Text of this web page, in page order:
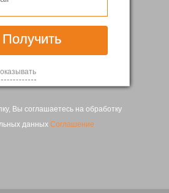
Получить
Вы соглашаетесь на обработку
данных Соглашение
рублей.